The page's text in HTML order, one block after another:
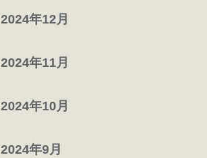
2024年12月
2024年11月
2024年10月
2024年9月